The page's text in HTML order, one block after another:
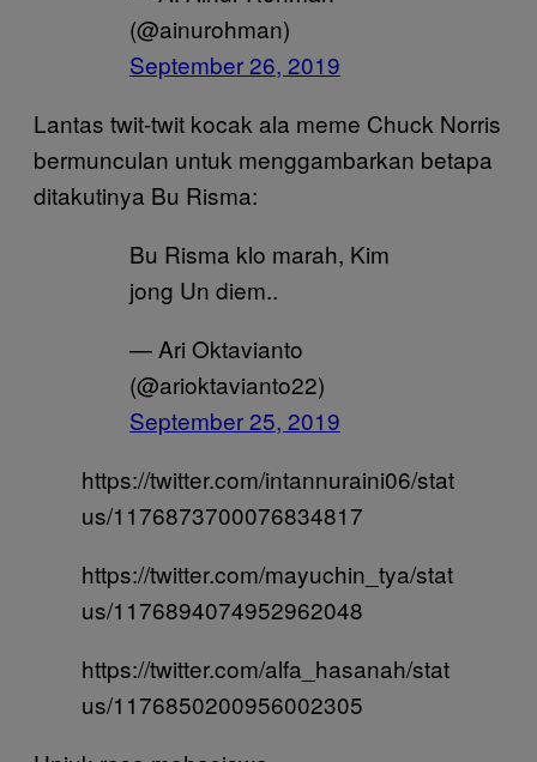
(@ainurohman)
September 26, 2019
Lantas twit-twit kocak ala meme Chuck Norris
bermunculan untuk menggambarkan betapa
ditakutinya Bu Risma:
Bu Risma klo marah, Kim
jong Un diem..
— Ari Oktavianto
(@arioktavianto22)
September 25, 2019
https://twitter.com/intannuraini06/stat
us/1176873700076834817
https://twitter.com/mayuchin_tya/stat
us/1176894074952962048
https://twitter.com/alfa_hasanah/stat
us/1176850200956002305